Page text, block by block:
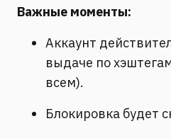
Важные моменты:
Аккаунт
выдаче по
всем).
Блокировка будет